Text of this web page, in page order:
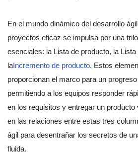
En el mundo dinámico del desarrollo
proyectos eficaz se impulsa por una
esenciales: la Lista de producto, la
laIncremento de producto. Estos
proporcionan el marco para un
permitiendo a los equipos responder
en los requisitos y entregar un
en las relaciones entre estas tres
ágil para desentrañar los secretos de
fluida.